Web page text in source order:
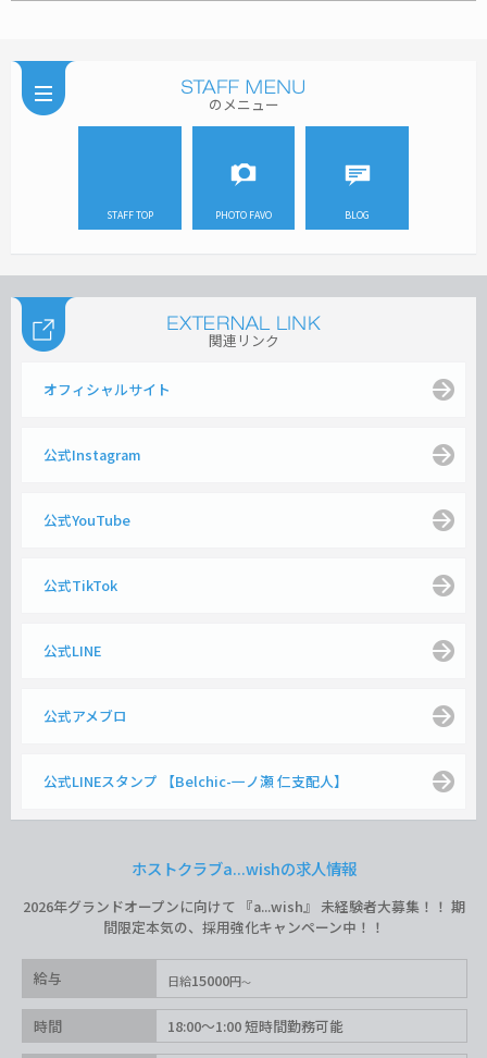
のメニュー
STAFF TOP PHOTO FAVO BLOG
関連リンク
オフィシャルサイト
公式Instagram
公式YouTube
公式TikTok
公式LINE
公式アメブロ
公式LINEスタンプ 【Belchic-一ノ瀬 仁支配人】
ホストクラブa...wishの求人情報
2026年グランドオープンに向けて 『a...wish』 未経験者大募集！！ 期
間限定本気の、採用強化キャンペーン中！！
給与 日給15000円
時間 18:00〜1:00 短時間勤務可能